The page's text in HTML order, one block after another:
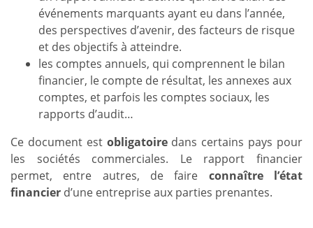
événements marquants ayant eu dans l’année,
des perspectives d’avenir, des facteurs de risque
et des objectifs à atteindre.
les comptes annuels, qui comprennent le bilan
financier, le compte de résultat, les annexes aux
comptes, et parfois les comptes sociaux, les
rapports d’audit…
Ce document est obligatoire dans certains pays pour
les sociétés commerciales. Le rapport financier
permet, entre autres, de faire connaître l’état
financier d’une entreprise aux parties prenantes.